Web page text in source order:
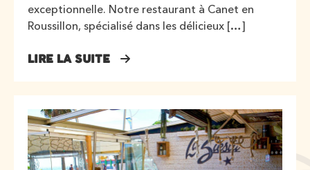
exceptionnelle. Notre restaurant à Canet en
Roussillon, spécialisé dans les délicieux […]
LIRE LA SUITE